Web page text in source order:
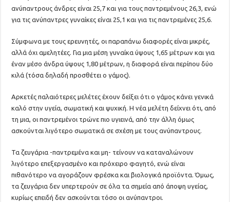
ανύπαντρους άνδρες είναι 25,7 και για τους παντρεμένους 26,3, ενώ
για τις ανύπαντρες γυναίκες είναι 25,1 και για τις παντρεμένες 25,6.
Σύμφωνα με τους ερευνητές, οι παραπάνω διαφορές είναι μικρές,
αλλά όχι αμελητέες. Για μια μέση γυναίκα ύψους 1,65 μέτρων και για
έναν μέσο άνδρα ύψους 1,80 μέτρων, η διαφορά είναι περίπου δύο
κιλά (τόσα δηλαδή προσθέτει ο γάμος).
Αρκετές παλαιότερες μελέτες έχουν δείξει ότι ο γάμος κάνει γενικά
καλό στην υγεία, σωματική και ψυχική. Η νέα μελέτη δείχνει ότι, από
τη μια, οι παντρεμένοι τρώνε πιο υγιεινά, από την άλλη όμως
ασκούνται λιγότερο σωματικά σε σχέση με τους ανύπαντρους.
Τα ζευγάρια -παντρεμένα και μη- τείνουν να καταναλώνουν
λιγότερο επεξεργασμένο και πρόχειρο φαγητό, ενώ είναι
πιθανότερο να αγοράζουν φρέσκα και βιολογικά προϊόντα. Όμως,
τα ζευγάρια δεν υπερτερούν σε όλα τα σημεία από άποψη υγείας,
κυρίως επειδή δεν ασκούνται τόσο οι ανύπαντροι.